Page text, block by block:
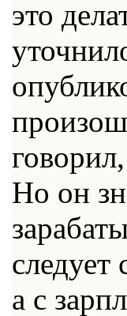
это
Но он
следует
а с